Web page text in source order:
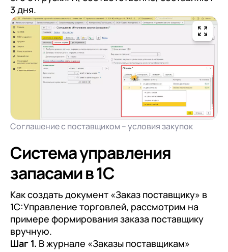
3 дня.
Соглашение с поставщиком – условия закупок
Система управления
запасами в 1С
Как создать документ «Заказ поставщику» в
1С:Управление торговлей, рассмотрим на
примере формирования заказа поставщику
вручную.
Шаг 1. В журнале «Заказы поставщикам»